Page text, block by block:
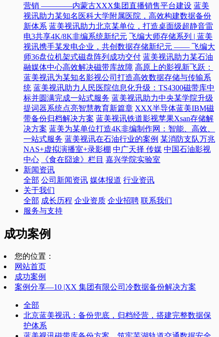
营销 ————内蒙古XXX集团直播销售平台建设 蓝美
视讯助力某知名医科大学附属医院，高效构建数据备份
新体系 蓝美视讯助力北京某单位，打造桌面级超静音雷
电3共享4K/8K非编系统新纪元 飞编大师存储系列 | 蓝美
视讯携手某发电企业，共创数据存储新纪元 —— 飞编大
师36盘位机架式磁盘阵列成功交付 蓝美视讯助力某石油
融媒体中心高效解决磁带库故障 高原上的影视新飞跃：
蓝美视讯为某知名影视公司打造高效数据存储与传输系
统 蓝美视讯助力人民医院信息化升级：TS4300磁带库中
标并圆满完成一站式服务 蓝美视讯助力中央某学院升级
提词器系统点亮智慧教育新篇章 XXX半导体蓝美IBM磁
带备份归档解决方案 蓝美视讯铁道影视苹果Xsan存储解
决方案 蓝美为某单位打造4K非编制作网：智能、高效、
一站式服务 蓝美视讯在石油行业的案例 某消防支队万兆
NAS+虚拟演播室+录影棚 中广天择 传媒 中国石油影视
中心
《食在囧途》栏目 嘉兴学院实验室
新闻资讯
全部 公司新闻资讯 媒体报道 行业资讯
关于我们
全部 成长历程 企业资质 企业招聘 联系我们
服务与支持
成功案例
您的位置：
网站首页
成功案例
案例分享—10 |XX 集团有限公司冷数据备份解决方案
全部
北京蓝美视讯：备份兜底，归档经营，搭建完整数据保
护体系